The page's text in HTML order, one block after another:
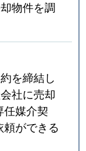
物件を調
を締結し
社に売却
任媒介契
ができる